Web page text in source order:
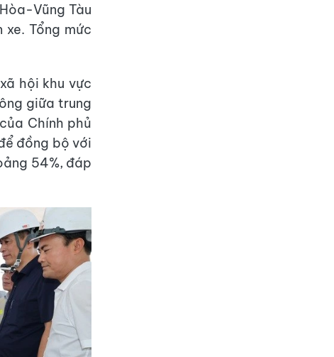
Vũng Tàu
Tổng mức
hội khu vực
giữa trung
Chính phủ
đồng bộ với
54%, đáp